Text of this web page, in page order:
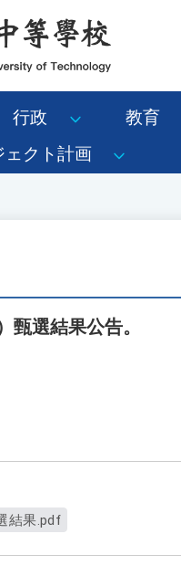
行政 教育
ェクト計画
選結果公告。
結果.pdf